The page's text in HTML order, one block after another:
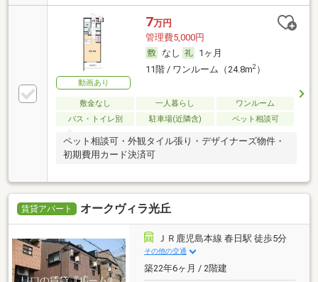
動画あり
7万円
管理費5,000円
なし
1ヶ月
11階 / ワンルーム（24.8m2）
敷金なし 一人暮らし
ワンルーム
バス・トイレ別
駐車場(近隣含) ペット相談可
ペット相談可・外観タイル張り・デザイナーズ物件・
初期費用カード決済可
賃貸アパート オークヴィラ光丘
ＪＲ鹿児島本線 春日駅 徒歩5分
その他の交通
築22年6ヶ月 / 2階建